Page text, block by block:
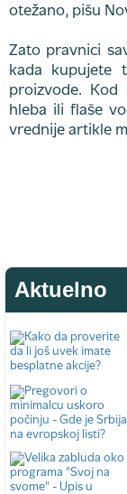
otežano, pišu
Zato pravnici
kada kupujete
proizvode. Kod
hleba ili flaše
vrednije artikle
Aktuelno